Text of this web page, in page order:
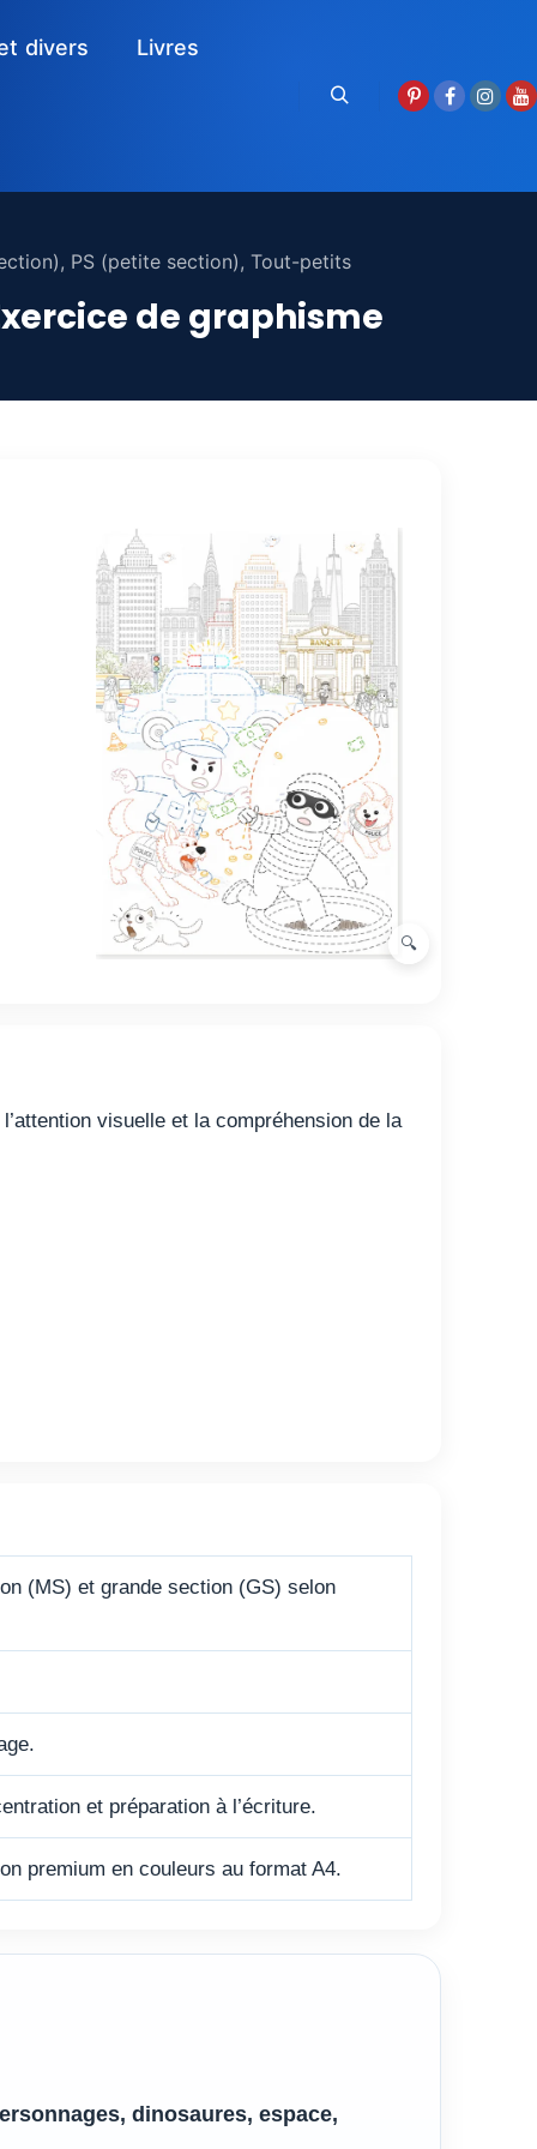
divers Livres
, PS (petite section), Tout-petits
de graphisme
visuelle et la compréhension de la
(MS) et grande section (GS) selon
et préparation à l’écriture.
premium en couleurs au format A4.
dinosaures, espace,